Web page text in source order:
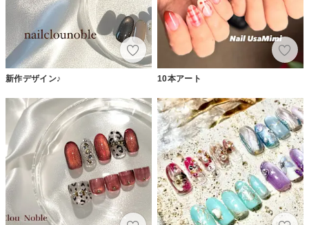
新作デザイン♪ 10本アート